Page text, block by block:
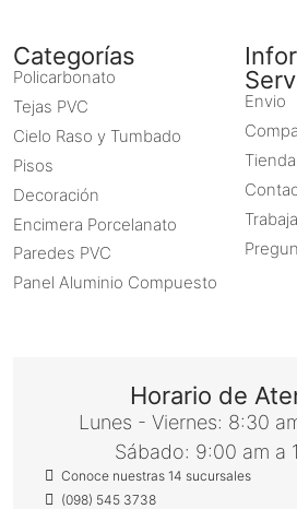
Categorías
Policarbonato
Tejas PVC
Cielo Raso y Tumbado
Pisos
Decoración
Encimera Porcelanato
Paredes PVC
Panel Aluminio Compuesto
Envio
Horario de
Lunes - Viernes: 8:30
Sábado: 9:00 am a
Conoce nuestras 14 sucursales
(098) 545 3738